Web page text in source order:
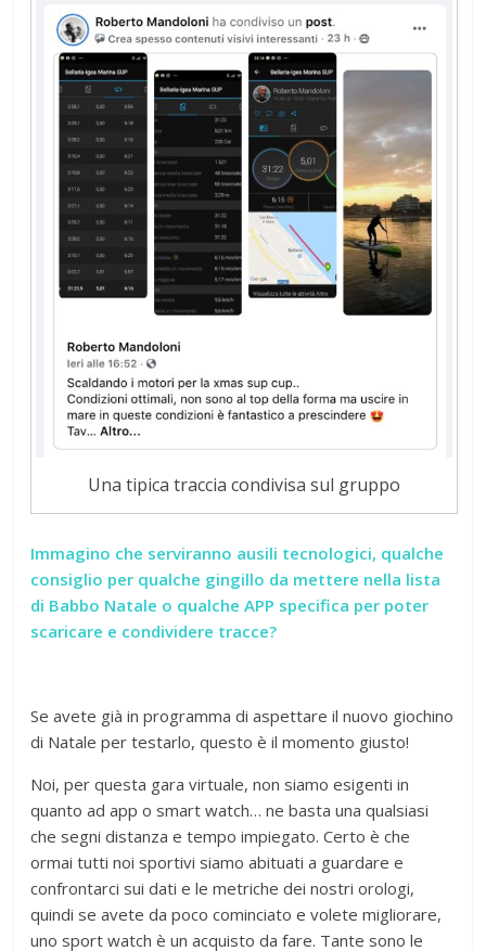
Una tipica traccia condivisa sul gruppo
Immagino che serviranno ausili tecnologici, qualche
consiglio per qualche gingillo da mettere nella lista
di Babbo Natale o qualche APP specifica per poter
scaricare e condividere tracce?
Se avete già in programma di aspettare il nuovo giochino
di Natale per testarlo, questo è il momento giusto!
Noi, per questa gara virtuale, non siamo esigenti in
quanto ad app o smart watch… ne basta una qualsiasi
che segni distanza e tempo impiegato. Certo è che
ormai tutti noi sportivi siamo abituati a guardare e
confrontarci sui dati e le metriche dei nostri orologi,
quindi se avete da poco cominciato e volete migliorare,
uno sport watch è un acquisto da fare. Tante sono le